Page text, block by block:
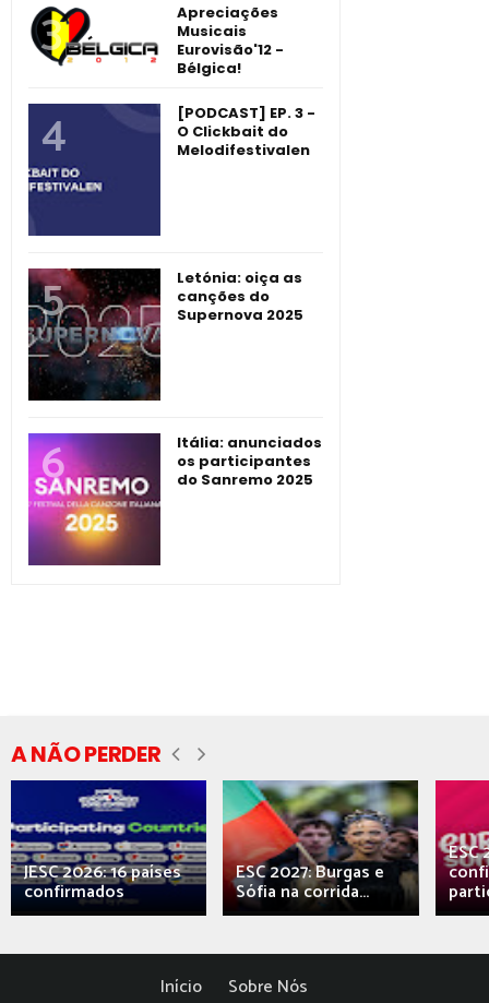
Apreciações
Musicais
Eurovisão'12 -
Bélgica!
[PODCAST] EP. 3 -
O Clickbait do
Melodifestivalen
Letónia: oiça as
canções do
Supernova 2025
Itália: anunciados
os participantes
do Sanremo 2025
A NÃO PERDER
JESC 2026: 16 países
confirmados
ESC 2027: Burgas e
Sófia na corrida...
ESC
Início Sobre Nós